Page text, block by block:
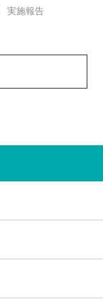
実施報告